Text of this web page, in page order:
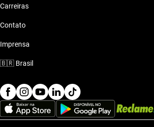
Mercedes Benz C 180
Mercedes Benz C 180 K
Mercedes Benz C 200
Mercedes Benz C 200 K
Mercedes Benz C 250
Carreiras
Contato
Imprensa
🇧🇷 Brasil